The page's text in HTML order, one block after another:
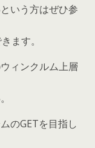
いう方はぜひ参
ます。
ィンクルム上層
のGETを目指し